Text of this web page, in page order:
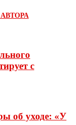
с
об уходе: «У